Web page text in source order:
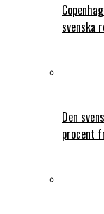
svenska
Den
procent